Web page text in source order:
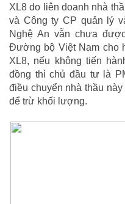
XL8 do liên doanh nhà
và Công ty CP quản lý
Nghệ An vẫn chưa
Đường bộ Việt Nam cho
XL8, nếu không tiến
đồng thì chủ đầu tư là
điều chuyển nhà thầu
để trừ khối lượng.